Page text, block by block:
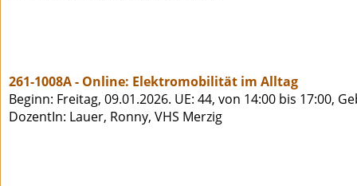
261-1008A - Online: Elektromobilität im Alltag
Beginn: Freitag, 09.01.2026. UE: 44, von 14:00 bis 17:00,
DozentIn: Lauer, Ronny, VHS Merzig